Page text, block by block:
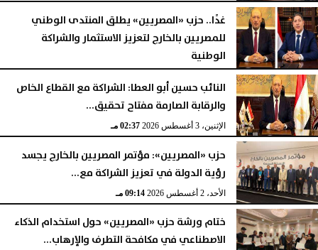
الثلاثاء، 4 أغسطس 2026
غدًا.. حزب «المصريين» يطلق المنتدى الوطني
للمصريين بالخارج لتعزيز الاستثمار والشراكة
الوطنية
الإثنين، 3 أغسطس 2026
النائب حسين أبو العطا: الشراكة مع القطاع الخاص
والرقابة الصارمة مفتاح تحقيق...
الإثنين، 3 أغسطس 2026 02:37 مـ
حزب «المصريين»: مؤتمر المصريين بالخارج يجسد
رؤية الدولة في تعزيز الشراكة مع...
الأحد، 2 أغسطس 2026 09:14 مـ
ختام ورشة حزب «المصريين» حول استخدام الذكاء
الاصطناعي في مكافحة التطرف والإرهاب...